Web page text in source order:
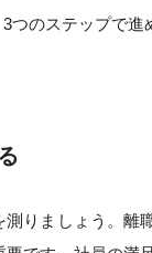
つのステップで進
りましょう。